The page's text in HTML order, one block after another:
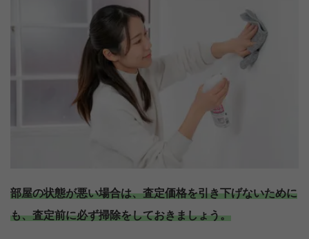
部屋の状態が悪い場合は、査定価格を引き下げないために
も、査定前に必ず掃除をしておきましょう。